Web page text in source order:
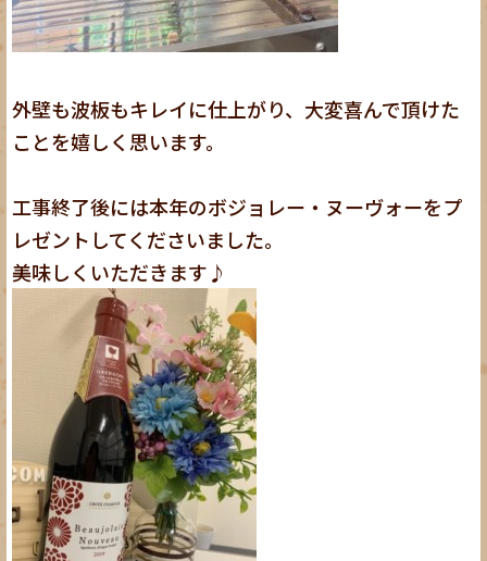
外壁も波板もキレイに仕上がり、大変喜んで頂けた
ことを嬉しく思います。
工事終了後には本年のボジョレー・ヌーヴォーをプ
レゼントしてくださいました。
美味しくいただきます♪